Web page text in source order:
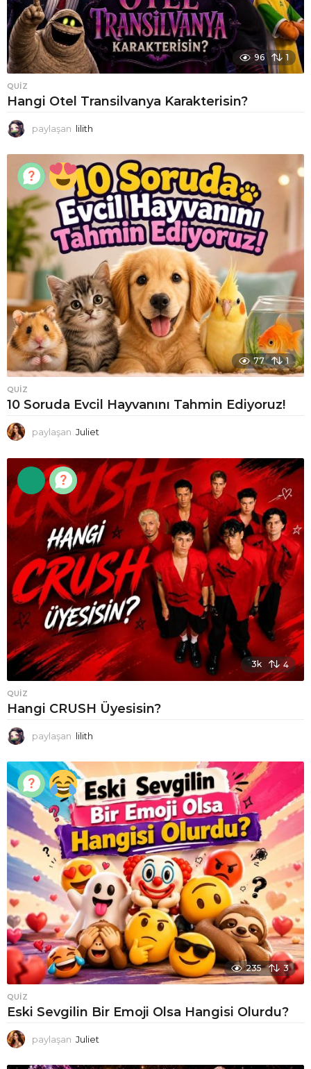
96 1
QUIZ
Hangi Otel Transilvanya Karakterisin?
paylaşan lilith
77 1
QUIZ
10 Soruda Evcil Hayvanını Tahmin Ediyoruz!
paylaşan Juliet
3k 4
QUIZ
Hangi CRUSH Üyesisin?
paylaşan lilith
235 3
QUIZ
Eski Sevgilin Bir Emoji Olsa Hangisi Olurdu?
paylaşan Juliet